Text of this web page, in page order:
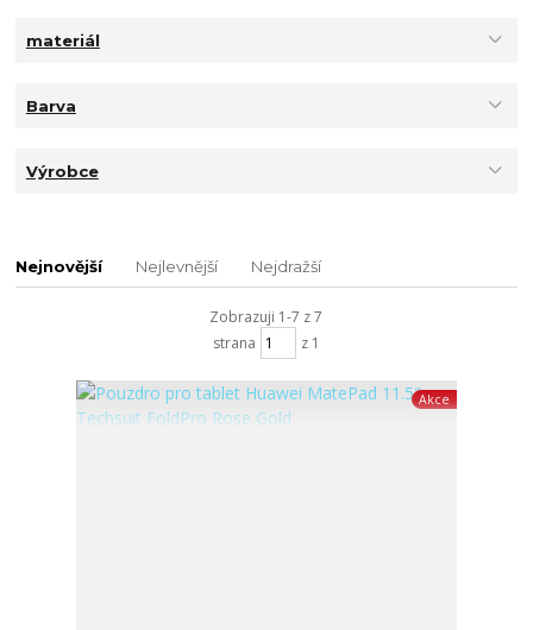
materiál
Barva
Výrobce
Nejnovější Nejlevnější Nejdražší
Zobrazuji 1-7 z 7
strana
z 1
Akce